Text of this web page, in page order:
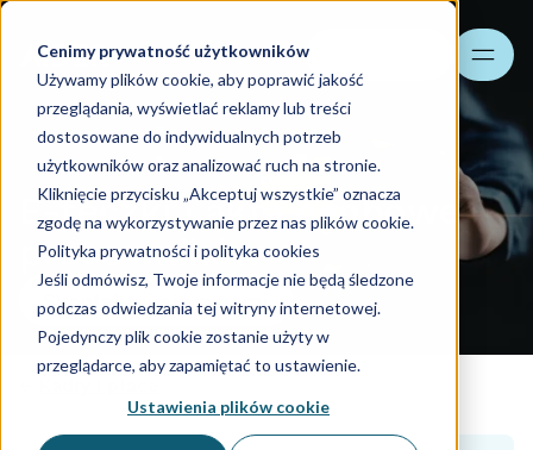
Cenimy prywatność użytkowników
Używamy plików cookie, aby poprawić jakość
przeglądania, wyświetlać reklamy lub treści
dostosowane do indywidualnych potrzeb
użytkowników oraz analizować ruch na stronie.
Kliknięcie przycisku „Akceptuj wszystkie” oznacza
zgodę na wykorzystywanie przez nas plików cookie.
Polityka prywatności i polityka cookies
Jeśli odmówisz, Twoje informacje nie będą śledzone
podczas odwiedzania tej witryny internetowej.
Pojedynczy plik cookie zostanie użyty w
przeglądarce, aby zapamiętać to ustawienie.
Ustawienia plików cookie
E-teczki i akta osobowe
pracowników
Skontaktuj się z nami